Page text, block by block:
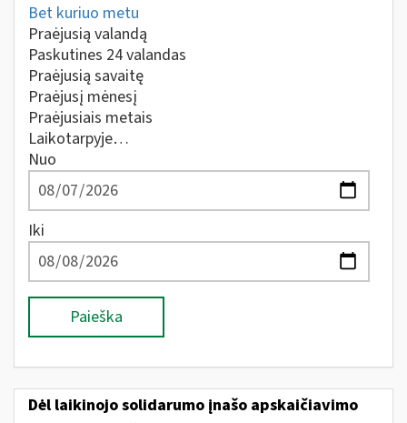
Bet kuriuo metu
Praėjusią valandą
Paskutines 24 valandas
Praėjusią savaitę
Praėjusį mėnesį
Praėjusiais metais
Laikotarpyje…
Nuo
Iki
Paieška
Dėl laikinojo solidarumo įnašo apskaičiavimo